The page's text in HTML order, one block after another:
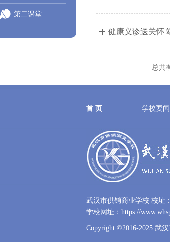
第二课堂
健康义诊送关怀
总共
首 页 学校要闻
武汉市供销商业学校 校址
学校网址：https://
Copyright ©2016-2025 武